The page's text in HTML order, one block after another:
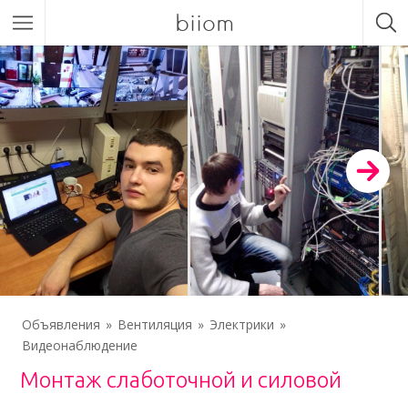
biiom
Объявления Вентиляция
Электрики
Видеонаблюдение
Монтаж слаботочной и силовой